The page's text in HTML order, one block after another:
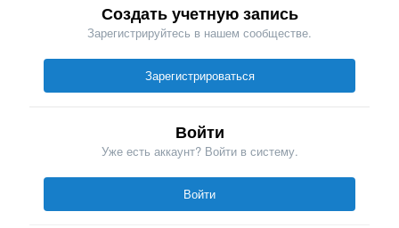
Создать учетную запись
Зарегистрируйтесь в нашем сообществе.
Зарегистрироваться
Войти
Уже есть аккаунт? Войти в систему.
Войти